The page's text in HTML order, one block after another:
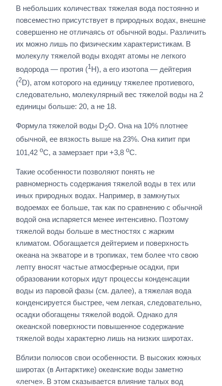
В небольших количествах тяжелая вода постоянно и
повсеместно присутствует в природных водах, внешне
совершенно не отличаясь от обычной воды. Различить
их можно лишь по физическим характеристикам. В
молекулу тяжелой воды входят атомы не легкого
водорода — протия (1H), а его изотопа — дейтерия
(2D), атом которого на единицу тяжелее протиевого,
следовательно, молекулярный вес тяжелой воды на 2
единицы больше: 20, а не 18.
Формула тяжелой воды D2O. Она на 10% плотнее
обычной, ее вязкость выше на 23%. Она кипит при
101,42 oС, а замерзает при +3,8 oС.
Такие особенности позволяют понять не
равномерность содержания тяжелой воды в тех или
иных природных водах. Например, в замкнутых
водоемах ее больше, так как по сравнению с обычной
водой она испаряется менее интенсивно. Поэтому
тяжелой воды больше в местностях с жарким
климатом. Обогащается дейтерием и поверхность
океана на экваторе и в тропиках, тем более что свою
лепту вносят частые атмосферные осадки, при
образовании которых идут процессы конденсации
воды из паровой фазы (см. далее), а тяжелая вода
конденсируется быстрее, чем легкая, следовательно,
осадки обогащены тяжелой водой. Однако для
океанской поверхности повышенное содержание
тяжелой воды характерно лишь на низких широтах.
Вблизи полюсов свои особенности. В высоких южных
широтах (в Антарктике) океанские воды заметно
«легче». В этом сказывается влияние талых вод